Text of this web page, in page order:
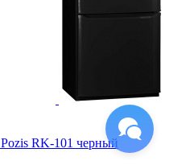
RK-101 черный